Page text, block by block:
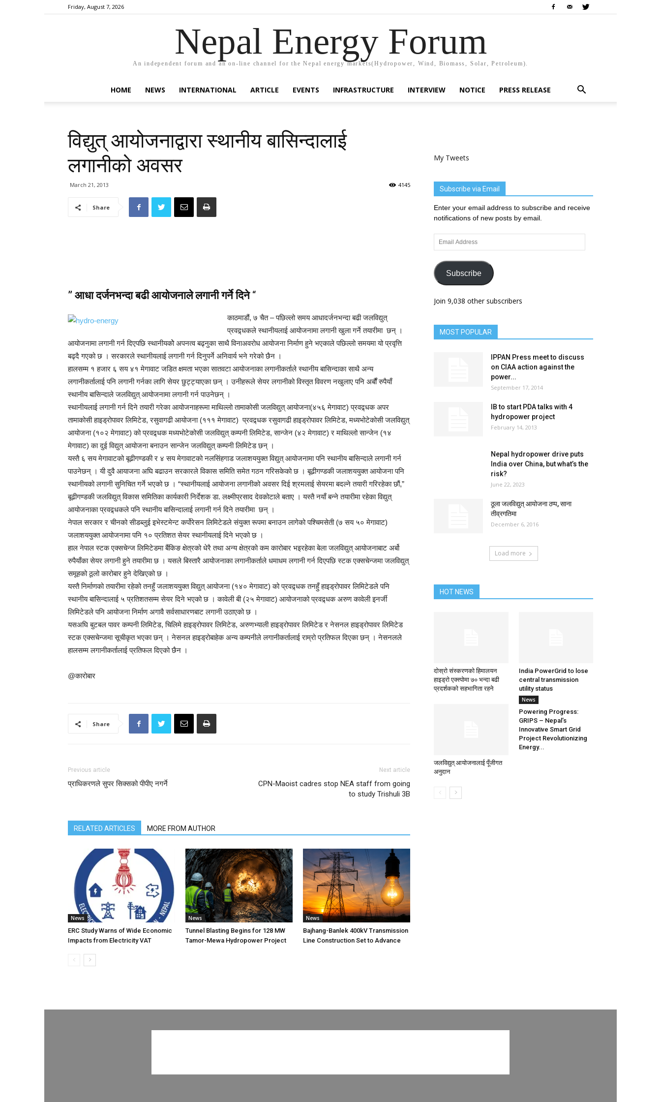
Friday, August 7, 2026
Nepal Energy Forum
An independent forum and an on-line channel for the Nepal energy markets(Hydropower, Wind, Biomass, Solar, Petroleum).
HOME NEWS INTERNATIONAL ARTICLE EVENTS INFRASTRUCTURE INTERVIEW NOTICE PRESS RELEASE
विद्युत् आयोजनाद्वारा स्थानीय बासिन्दालाई
लगानीको अवसर
March 21, 2013 4145
Share
” आधा दर्जनभन्दा बढी आयोजनाले लगानी गर्ने दिने “
काठमाडौं, ७ चैत – पछिल्लो समय आधादर्जनभन्दा बढी जलविद्युत्
प्रवद्र्धकले स्थानीयलाई आयोजनामा लगानी खुला गर्ने तयारीमा छन् ।
आयोजनामा लगानी गर्न दिएपछि स्थानीयकोे अपनत्व बढ्नुका साथै विनाअवरोध आयोजना निर्माण हुने भएकाले पछिल्लो समयमा यो प्रवृत्ति
बढ्दै गएको छ । सरकारले स्थानीयलाई लगानी गर्न दिनुपर्ने अनिवार्य भने गरेको छैन ।
हालसम्म १ हजार ६ सय ४१ मेगावाट जडित क्षमता भएका सातवटा आयोजनाका लगानीकर्ताले स्थानीय बासिन्दाका साथै अन्य
लगानीकर्तालाई पनि लगानी गर्नका लागि सेयर छुट्ट्याएका छन् । उनीहरूले सेयर लगानीको विस्तृत विवरण नखुलाए पनि अर्बौं रुपैयाँ
स्थानीय बासिन्दाले जलविद्युत् आयोजनामा लगानी गर्न पाउनेछन् ।
स्थानीयलाई लगानी गर्न दिने तयारी गरेका आयोजनाहरूमा माथिल्लो तामाकोसी जलविद्युत् आयोजना(४५६ मेगावाट) प्रवद्र्धक अपर
तामाकोसी हाइड्रोपावर लिमिटेड, रसुवागढी आयोजना (१११ मेगावाट) प्रवद्र्धक रसुवागढी हाइड्रोपावर लिमिटेड, मध्यभोटेकोसी जलविद्युत्
आयोजना (१०२ मेगावाट) को प्रवद्र्धक मध्यभोटेकोसी जलविद्युत् कम्पनी लिमिटेड, सान्जेन (४२ मेगावाट) र माथिल्लो सान्जेन (१४
मेगावाट) का दुई विद्युत् आयोजना बनाउन सान्जेन जलविद्युत् कम्पनी लिमिटेड छन् ।
यस्तै ६ सय मेगावाटको बूढीगण्डकी र ४ सय मेगावाटको नलसिंहगाड जलाशययुक्त विद्युत् आयोजनामा पनि स्थानीय बासिन्दाले लगानी गर्न
पाउनेछन् । यी दुवै आयाजना अघि बढाउन सरकारले विकास समिति समेत गठन गरिसकेको छ । बूढीगण्डकी जलाशययुक्त आयोजना पनि
स्थानीयको लगानी सुनिचित गर्ने भएको छ । “स्थानीयलाई आयोजना लगानीको अवसर दिई श्रमलाई सेयरमा बदल्ने तयारी गरिरहेका छौं,”
बूढीगण्डकी जलविद्युत् विकास समितिका कार्यकारी निर्देशक डा. लक्ष्मीप्रसाद देवकोटाले बताए । यस्तै नयाँ बन्ने तयारीमा रहेका विद्युत्
आयोजनाका प्रवद्र्धकले पनि स्थानीय बासिन्दालाई लगानी गर्न दिने तयारीमा छन् ।
नेपाल सरकार र चीनको सीडब्लुई इभेस्टमेन्ट कर्पोरेसन लिमिटेडले संयुक्त रूपमा बनाउन लागेको पश्चिमसेती (७ सय ५० मेगावाट)
जलाशययुक्त आयोजनामा पनि १० प्रतिशत सेयर स्थानीयलाई दिने भएको छ ।
हाल नेपाल स्टक एक्सचेन्ज लिमिटेडमा बैंकिङ क्षेत्रको धेरै तथा अन्य क्षेत्रको कम कारोबार भइरहेका बेला जलविद्युत् आयोजनाबाट अर्बो
रुपैयाँका सेयर लगानी हुने तयारीमा छ । यसले बिस्तारै आयोजनाका लगानीकर्ताले धमाधम लगानी गर्न दिएपछि स्टक एक्सचेन्जमा जलविद्युत्
समूहको ठूलो कारोबार हुने देखिएको छ ।
यस्तै निर्माणको तयारीमा रहेको तनहुँ जलाशययुक्त विद्युत् आयोजना (१४० मेगावाट) को प्रवद्र्धक तनहुँ हाइड्रोपावर लिमिटेडले पनि
स्थानीय बासिन्दालाई ५ प्रतिशतसम्म सेयर दिने भएको छ । कावेली बी (२५ मेगावाट) आयोजनाको प्रवद्र्धक अरुण कावेली इनर्जी
लिमिटेडले पनि आयोजना निर्माण अगावै सर्वसाधारणबाट लगानी उठाएको छ ।
यसअघि बुटबल पावर कम्पनी लिमिटेड, चिलिमे हाइड्रोपावर लिमिटेड, अरुणभ्याली हाइड्रोपावर लिमिटेड र नेसनल हाइड्रोपावर लिमिटेड
स्टक एक्सचेन्जमा सूचीकृत भएका छन् । नेसनल हाइड्रोबाहेक अन्य कम्पनीले लगानीकर्तालाई राम्रो प्रतिफल दिएका छन् । नेसनलले
हालसम्म लगानीकर्तालाई प्रतिफल दिएको छैन ।
@कारोबार
Share
Previous article
प्राधिकरणले सुपर सिक्सको पीपीए नगर्ने
Next article
CPN-Maoist cadres stop NEA staff from going
to study Trishuli 3B
RELATED ARTICLES MORE FROM AUTHOR
News
ERC Study Warns of Wide Economic
Impacts from Electricity VAT
News
Tunnel Blasting Begins for 128 MW
Tamor-Mewa Hydropower Project
News
Bajhang-Banlek 400kV Transmission
Line Construction Set to Advance
My Tweets
Subscribe via Email
Enter your email address to subscribe and receive
notifications of new posts by email.
Email
Address
Subscribe
Join 9,038 other subscribers
MOST POPULAR
IPPAN Press meet to discuss
on CIAA action against the
power...
September 17, 2014
IB to start PDA talks with 4
hydropower project
February 14, 2013
Nepal hydropower drive puts
India over China, but what’s the
risk?
June 22, 2023
ठूला जलविद्युत् आयोजना ठप्प, साना
तीव्रगतिमा
December 6, 2016
Load more
HOT NEWS
दोस्रो संस्करणको हिमालयन
हाइड्रो एक्स्पोमा ७० भन्दा बढी
प्रदर्शकको सहभागिता रहने
India PowerGrid to lose
central transmission
utility status
जलविद्युत् आयोजनालाई पूँजीगत
अनुदान
News
Powering Progress:
GRIPS – Nepal’s
Innovative Smart Grid
Project Revolutionizing
Energy...